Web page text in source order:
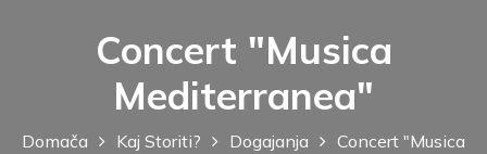
Concert "Musica
Mediterranea"
Domača Kaj Storiti? Dogajanja
Concert "Musica